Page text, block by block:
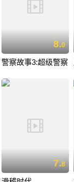
8.0
警察故事3:超级警察
7.8